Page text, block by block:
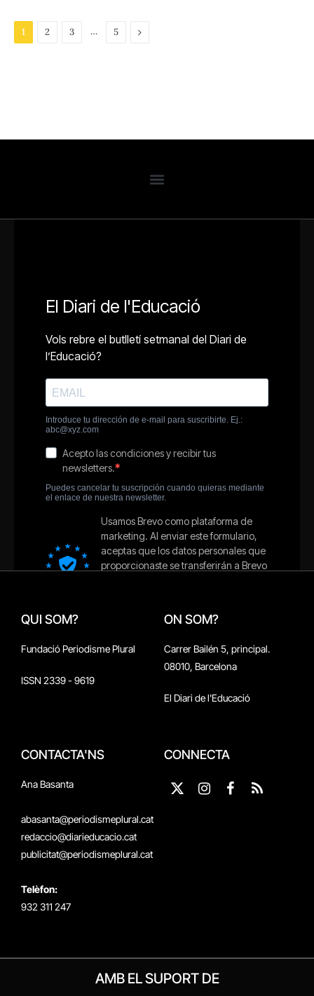
1 2 3 … 5 Next
QUI SOM?
Fundació Periodisme Plural
ISSN 2339 - 9619
ON SOM?
Carrer Bailén 5, principal.
08010, Barcelona
El Diari de l'Educació
CONTACTA'NS
Ana Basanta
abasanta@periodismeplural.cat
redaccio@diarieducacio.cat
publicitat@periodismeplural.cat
Telèfon:
932 311 247
CONNECTA
X
Instagram
Facebook
RSS
AMB EL SUPORT DE